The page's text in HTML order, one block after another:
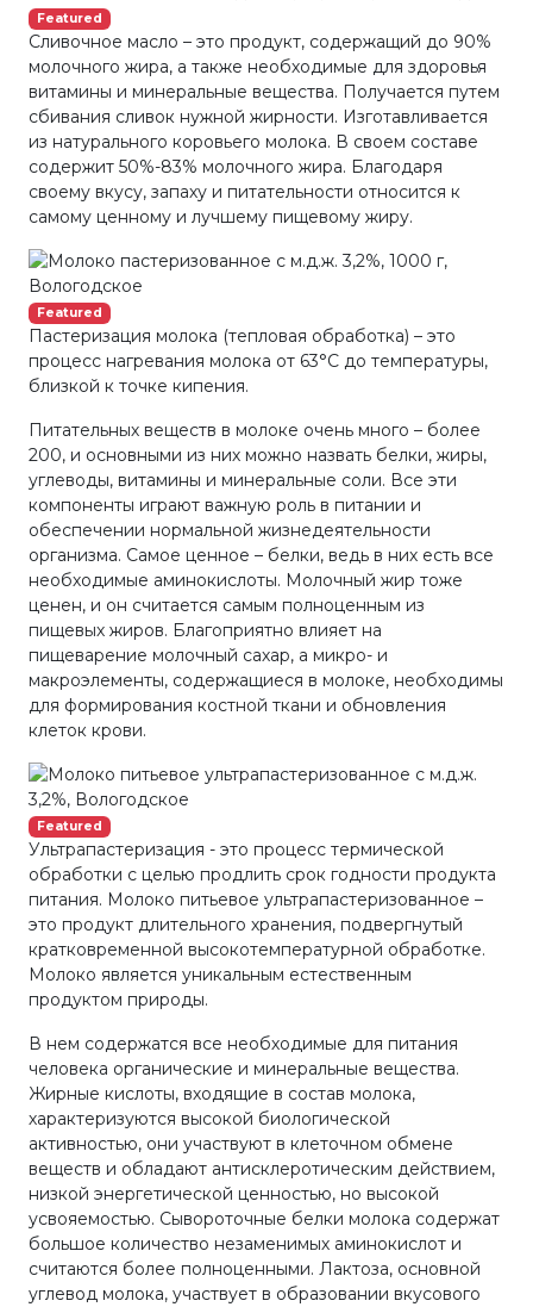
Featured
Сливочное масло – это продукт, содержащий до 90%
молочного жира, а также необходимые для здоровья
витамины и минеральные вещества. Получается путем
сбивания сливок нужной жирности. Изготавливается
из натурального коровьего молока. В своем составе
содержит 50%-83% молочного жира. Благодаря
своему вкусу, запаху и питательности относится к
самому ценному и лучшему пищевому жиру.
Featured
Пастеризация молока (тепловая обработка) – это
процесс нагревания молока от 63°С до температуры,
близкой к точке кипения.
Питательных веществ в молоке очень много – более
200, и основными из них можно назвать белки, жиры,
углеводы, витамины и минеральные соли. Все эти
компоненты играют важную роль в питании и
обеспечении нормальной жизнедеятельности
организма. Самое ценное – белки, ведь в них есть все
необходимые аминокислоты. Молочный жир тоже
ценен, и он считается самым полноценным из
пищевых жиров. Благоприятно влияет на
пищеварение молочный сахар, а микро- и
макроэлементы, содержащиеся в молоке, необходимы
для формирования костной ткани и обновления
клеток крови.
Featured
Ультрапастеризация - это процесс термической
обработки с целью продлить срок годности продукта
питания. Молоко питьевое ультрапастеризованное –
это продукт длительного хранения, подвергнутый
кратковременной высокотемпературной обработке.
Молоко является уникальным естественным
продуктом природы.
В нем содержатся все необходимые для питания
человека органические и минеральные вещества.
Жирные кислоты, входящие в состав молока,
характеризуются высокой биологической
активностью, они участвуют в клеточном обмене
веществ и обладают антисклеротическим действием,
низкой энергетической ценностью, но высокой
усвояемостью. Сывороточные белки молока содержат
большое количество незаменимых аминокислот и
считаются более полноценными. Лактоза, основной
углевод молока, участвует в образовании вкусового